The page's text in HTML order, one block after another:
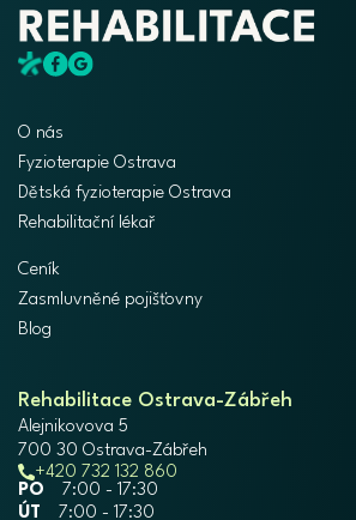
O nás
Fyzioterapie Ostrava
Dětská fyzioterapie Ostrava
Rehabilitační lékař
Ceník
Zasmluvněné pojišťovny
Blog
Rehabilitace Ostrava-Zábřeh
Alejnikovova 5
700 30 Ostrava-Zábřeh
+420 732 132 860
PO
7:00 - 17:30
ÚT
7:00 - 17:30